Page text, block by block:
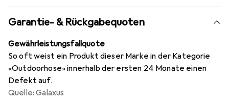
Garantie- & Rückgabequoten
Gewährleistungsfallquote
So oft weist ein Produkt dieser Marke in der Kategorie
«Outdoorhose» innerhalb der ersten 24 Monate einen
Defekt auf.
Quelle: Galaxus